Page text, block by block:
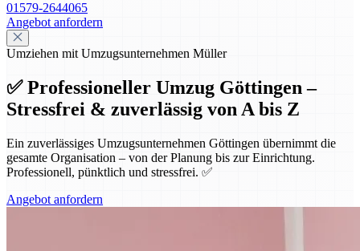
01579-2644065
Angebot anfordern
Umziehen mit Umzugsunternehmen Müller
✅ Professioneller Umzug Göttingen –
Stressfrei & zuverlässig von A bis Z
Ein zuverlässiges Umzugsunternehmen Göttingen übernimmt die
gesamte Organisation – von der Planung bis zur Einrichtung.
Professionell, pünktlich und stressfrei. ✅
Angebot anfordern